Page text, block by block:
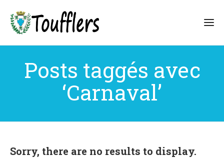
Posts taggés avec
‘Carnaval’
Sorry, there are no results to display.